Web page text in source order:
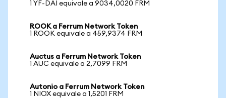
1 YF-DAI equivale a 9034,0020 FRM
ROOK a Ferrum Network Token
1 ROOK equivale a 459,9374 FRM
Auctus a Ferrum Network Token
1 AUC equivale a 2,7099 FRM
Autonio a Ferrum Network Token
1 NIOX equivale a 1,5201 FRM